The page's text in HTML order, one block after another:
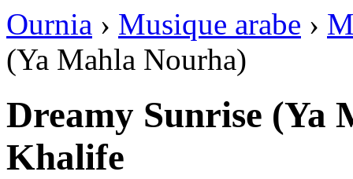
Ournia › Musique arabe ›
(Ya Mahla Nourha)
Dreamy Sunrise
Khalife